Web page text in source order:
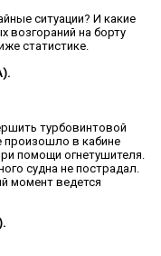
ситуации? И какие
возгораний на борту
статистике.
турбовинтовой
произошло в кабине
помощи огнетушителя.
судна не пострадал.
момент ведется